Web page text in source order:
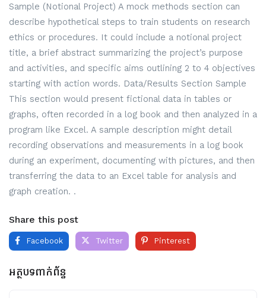
Sample (Notional Project) A mock methods section can
describe hypothetical steps to train students on research
ethics or procedures. It could include a notional project
title, a brief abstract summarizing the project’s purpose
and activities, and specific aims outlining 2 to 4 objectives
starting with action words. Data/Results Section Sample
This section would present fictional data in tables or
graphs, often recorded in a log book and then analyzed in a
program like Excel. A sample description might detail
recording observations and measurements in a log book
during an experiment, documenting with pictures, and then
transferring the data to an Excel table for analysis and
graph creation. .
Share this post
Facebook Twitter Pinterest
អត្ថបទពាក់ព័ន្ធ